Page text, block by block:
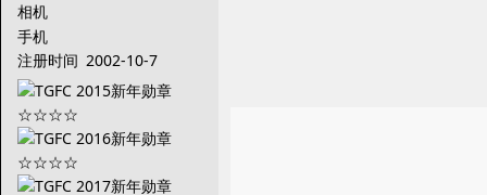
相机
手机
注册时间 2002-10-7